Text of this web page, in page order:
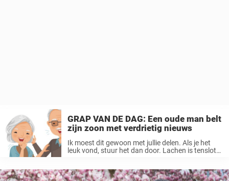
GRAP VAN DE DAG: Een oude man belt
zijn zoon met verdrietig nieuws
Ik moest dit gewoon met jullie delen. Als je het
leuk vond, stuur het dan door. Lachen is tenslotte